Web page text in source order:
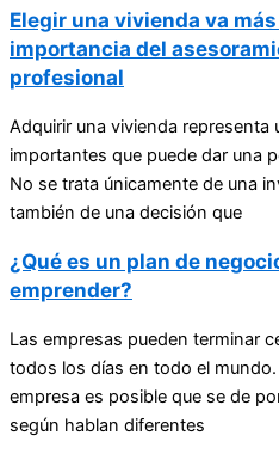
Elegir una vivienda va
importancia del
profesional
Adquirir una vivienda representa
importantes que puede dar una
No se trata únicamente de una
también de una decisión que
¿Qué es un plan de
emprender?
Las empresas pueden terminar
todos los días en todo el mundo.
empresa es posible que se de
según hablan diferentes